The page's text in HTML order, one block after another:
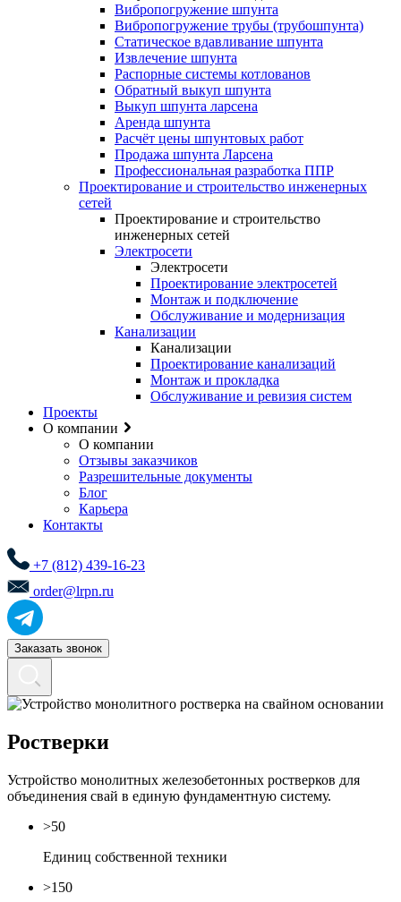
Вибропогружение шпунта
Вибропогружение трубы (трубошпунта)
Статическое вдавливание шпунта
Извлечение шпунта
Распорные системы котлованов
Обратный выкуп шпунта
Выкуп шпунта ларсена
Аренда шпунта
Расчёт цены шпунтовых работ
Продажа шпунта Ларсена
Профессиональная разработка ППР
Проектирование и строительство инженерных
сетей
Проектирование и строительство
инженерных сетей
Электросети
Электросети
Проектирование электросетей
Монтаж и подключение
Обслуживание и модернизация
Канализации
Канализации
Проектирование канализаций
Монтаж и прокладка
Обслуживание и ревизия систем
Проекты
О компании
О компании
Отзывы заказчиков
Разрешительные документы
Блог
Карьера
Контакты
+7 (812) 439-16-23
order@lrpn.ru
Заказать звонок
Ростверки
Устройство монолитных железобетонных ростверков для
объединения свай в единую фундаментную систему.
>50
Единиц собственной техники
>150